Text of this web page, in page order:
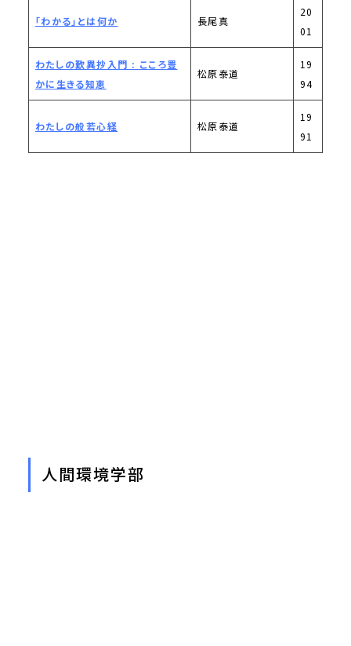
「わかる」とは何か 長尾真
20
01
わたしの歎異抄入門 : こころ豊
かに生きる知恵
松原泰道
19
94
わたしの般若心経 松原泰道
19
91
人間環境学部